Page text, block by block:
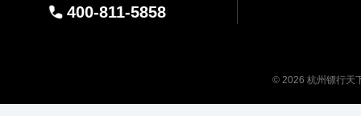
400-811-5858
© 2026 杭州镖行天